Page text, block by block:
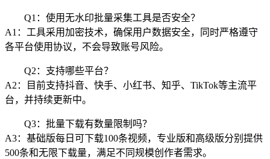
Q1：使用无水印批量采集工具是否安全？
A1：工具采用加密技术，确保用户数据安全，同时严格遵守
各平台使用协议，不会导致账号风险。
Q2：支持哪些平台？
A2：目前支持抖音、快手、小红书、知乎、TikTok等主流平
台，并持续更新中。
Q3：批量下载有数量限制吗？
A3：基础版每日可下载100条视频，专业版和高级版分别提供
500条和无限下载量，满足不同规模创作者需求。